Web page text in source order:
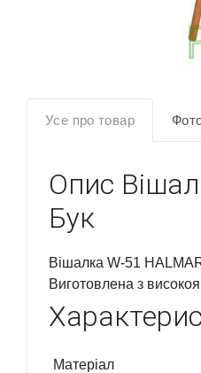
Усе про товар
Опис
Бук
Вішалка W-51
Виготовлена з
Матеріал